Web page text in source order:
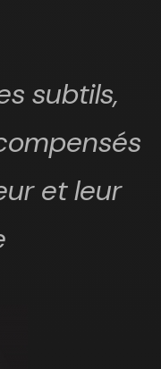
subtils,
et leur